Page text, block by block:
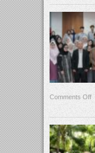
Comments Off